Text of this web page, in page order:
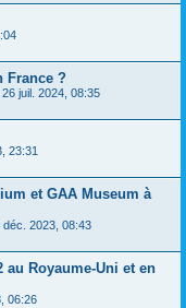
France ?
26 juil. 2024, 08:35
23:31
et GAA Museum à
déc. 2023, 08:43
Royaume-Uni et en
06:26